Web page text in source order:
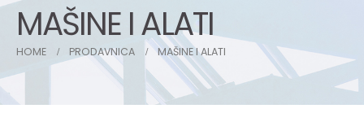
MAŠINE I ALATI
HOME PRODAVNICA MAŠINE I ALATI